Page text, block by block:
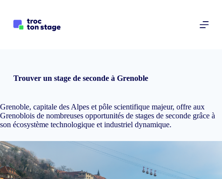
t
e
n
Trouver un stage de seconde à Grenoble
Grenoble, capitale des Alpes et pôle scientifique majeur, offre aux
Grenoblois de nombreuses opportunités de stages de seconde grâce à
son écosystème technologique et industriel dynamique.